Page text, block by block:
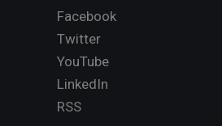
Facebook
Twitter
YouTube
LinkedIn
RSS